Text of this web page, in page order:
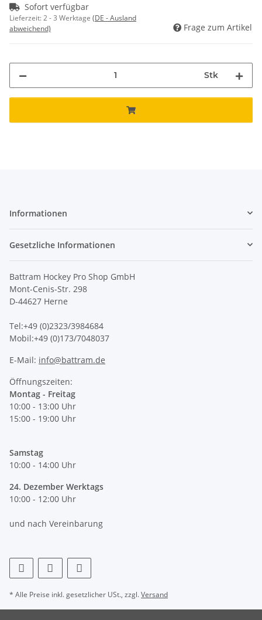
Sofort verfügbar
Lieferzeit:2 - 3 Werktage (DE - Ausland
abweichend)
Frage zum Artikel
Stk
Informationen
Gesetzliche Informationen
Battram Hockey Pro Shop GmbH
Mont-Cenis-Str. 298
D-44627 Herne
Tel:+49 (0)2323/3984684
Mobil:+49 (0)173/7048037
E-Mail: info@battram.de
Öffnungszeiten:
Montag - Freitag
10:00 - 13:00 Uhr
15:00 - 19:00 Uhr
Samstag
10:00 - 14:00 Uhr
24. Dezember Werktags
10:00 - 12:00 Uhr
und nach Vereinbarung
* Alle Preise inkl. gesetzlicher USt., zzgl.Versand